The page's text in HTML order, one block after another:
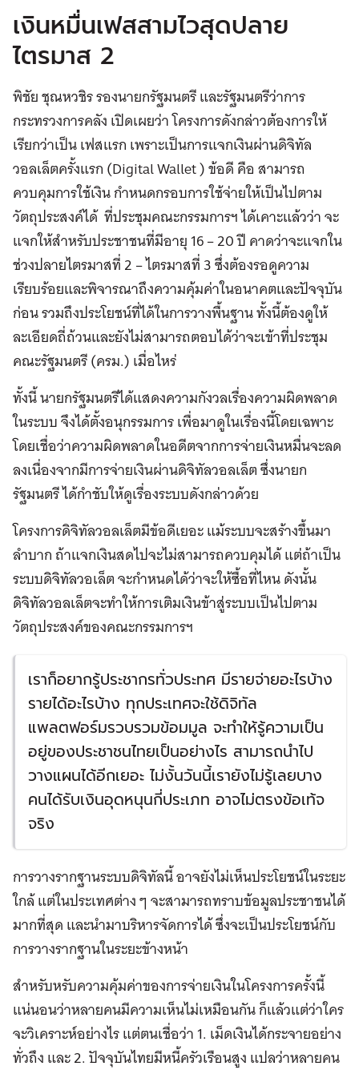
เงินหมื่นเฟสสามไวสุดปลาย
ไตรมาส 2
พิชัย ชุณหวชิร รองนายกรัฐมนตรี และรัฐมนตรีว่าการ
กระทรวงการคลัง เปิดเผยว่า โครงการดังกล่าวต้องการให้
เรียกว่าเป็น เฟสแรก เพราะเป็นการแจกเงินผ่านดิจิทัล
วอลเล็ตครั้งแรก (Digital Wallet ) ข้อดี คือ สามารถ
ควบคุมการใช้เงิน กำหนดกรอบการใช้จ่ายให้เป็นไปตาม
วัตถุประสงค์ได้ ที่ประชุมคณะกรรมการฯ ได้เคาะแล้วว่า จะ
แจกให้สำหรับประชาชนที่มีอายุ 16 – 20 ปี คาดว่าจะแจกใน
ช่วงปลายไตรมาสที่ 2 – ไตรมาสที่ 3 ซึ่งต้องรอดูความ
เรียบร้อยและพิจารณาถึงความคุ้มค่าในอนาคตและปัจจุบัน
ก่อน รวมถึงประโยชน์ที่ได้ในการวางพื้นฐาน ทั้งนี้ต้องดูให้
ละเอียดถี่ถ้วนและยังไม่สามารถตอบได้ว่าจะเข้าที่ประชุม
คณะรัฐมนตรี (ครม.) เมื่อไหร่
ทั้งนี้ นายกรัฐมนตรีได้แสดงความกังวลเรื่องความผิดพลาด
ในระบบ จึงได้ตั้งอนุกรรมการ เพื่อมาดูในเรื่องนี้โดยเฉพาะ
โดยเชื่อว่าความผิดพลาดในอดีตจากการจ่ายเงินหมื่นจะลด
ลงเนื่องจากมีการจ่ายเงินผ่านดิจิทัลวอลเล็ต ซึ่งนายก
รัฐมนตรี ได้กำชับให้ดูเรื่องระบบดังกล่าวด้วย
โครงการดิจิทัลวอลเล็ตมีข้อดีเยอะ แม้ระบบจะสร้างขึ้นมา
ลำบาก ถ้าแจกเงินสดไปจะไม่สามารถควบคุมได้ แต่ถ้าเป็น
ระบบดิจิทัลวอเล็ต จะกำหนดได้ว่าจะให้ซื้อที่ไหน ดังนั้น
ดิจิทัลวอลเล็ตจะทำให้การเติมเงินข้าสู่ระบบเป็นไปตาม
วัตถุประสงค์ของคณะกรรมการฯ
เราก็อยากรู้ประชากรทั่วประทศ มีรายจ่ายอะไรบ้าง
รายได้อะไรบ้าง ทุกประเทศจะใช้ดิจิทัล
แพลตฟอร์มรวบรวมข้อมมูล จะทำให้รู้ความเป็น
อยู่ของประชาชนไทยเป็นอย่างไร สามารถนำไป
วางแผนได้อีกเยอะ ไม่งั้นวันนี้เรายังไม่รู้เลยบาง
คนได้รับเงินอุดหนุนกี่ประเภท อาจไม่ตรงข้อเท้จ
จริง
การวางรากฐานระบบดิจิทัลนี้ อาจยังไม่เห็นประโยชน์ในระยะ
ใกล้ แต่ในประเทศต่าง ๆ จะสามารถทราบข้อมูลประชาชนได้
มากที่สุด และนำมาบริหารจัดการได้ ซึ่งจะเป็นประโยชน์กับ
การวางรากฐานในระยะข้างหน้า
สำหรับหรับความคุ้มค่าของการจ่ายเงินในโครงการครั้งนี้
แน่นอนว่าหลายคนมีความเห็นไม่เหมือนกัน ก็แล้วแต่ว่าใคร
จะวิเคราะห์อย่างไร แต่ตนเชื่อว่า 1. เม็ดเงินได้กระจายอย่าง
ทั่วถึง และ 2. ปัจจุบันไทยมีหนี้ครัวเรือนสูง แปลว่าหลายคน